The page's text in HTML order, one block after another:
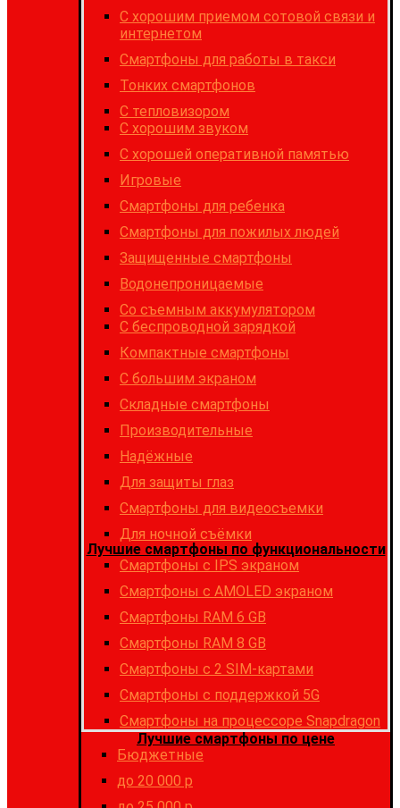
С хорошим приемом сотовой связи и
интернетом
Cмартфоны для работы в такси
Тонких смартфонов
С тепловизором
С хорошим звуком
С хорошей оперативной памятью
Игровые
Cмартфоны для ребенка
Смартфоны для пожилых людей
Защищенные смартфоны
Водонепроницаемые
Со съемным аккумулятором
С беспроводной зарядкой
Компактные смартфоны
С большим экраном
Складные смартфоны
Производительные
Надёжные
Для защиты глаз
Смартфоны для видеосъемки
Для ночной съёмки
Лучшие смартфоны по функциональности
Смартфоны с IPS экраном
Смартфоны c AMOLED экраном
Смартфоны RAM 6 GB
Смартфоны RAM 8 GB
Cмартфоны с 2 SIM-картами
Cмартфоны с поддержкой 5G
Смартфоны на процессоре Snapdragon
Лучшие смартфоны по цене
Бюджетные
до 20 000 р